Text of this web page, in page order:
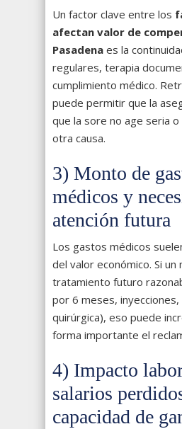
Un factor clave entre los
afectan valor de
Pasadena es la
regulares, terapia
cumplimiento médico.
puede permitir que la
que la sore no age seria
otra causa.
3) Monto de
médicos y
atención futura
Los gastos médicos
del valor económico. Si un
tratamiento futuro
por 6 meses, inyecciones,
quirúrgica), eso puede
forma importante el
4) Impacto
salarios
capacidad de